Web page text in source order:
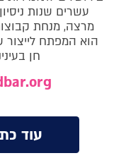
עשרים שנות
מרצה, מנחת
הוא המפתח לייצור
חן
עוד